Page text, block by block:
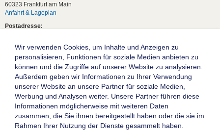
60323 Frankfurt am Main
Anfahrt & Lageplan
Postadresse:
Studentische Anfragen:
studium[at]wiwi.uni-frankfurt[dot]de
Allgemeine Anfragen:
dekanat02[at]wiwi.uni-frankfurt[dot]de
Die Goethe-Universität Frankfurt am Main
Wir verwenden Cookies, um Inhalte und Anzeigen zu
personalisieren, Funktionen für soziale Medien anbieten zu
können und die Zugriffe auf unserer Website zu analysieren.
Außerdem geben wir Informationen zu Ihrer Verwendung
unserer Website an unsere Partner für soziale Medien,
Werbung und Analysen weiter. Unsere Partner führen diese
Informationen möglicherweise mit weiteren Daten
zusammen, die Sie ihnen bereitgestellt haben oder die sie im
Rahmen Ihrer Nutzung der Dienste gesammelt haben.